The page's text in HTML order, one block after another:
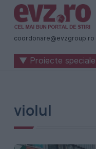
Știri
naționale
internaționale
România
-
coordonare@evzgroup.ro
▼ Proiecte speciale
violul